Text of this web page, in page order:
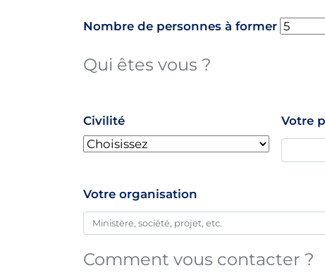
Nombre de personnes à former
Qui êtes vous ?
Civilité Votre
Votre organisation
Comment vous contacter ?